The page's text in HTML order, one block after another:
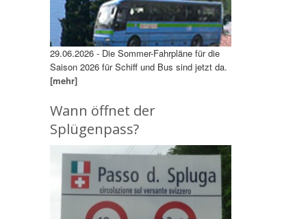
29.06.2026 - Die Sommer-Fahrpläne für die
Saison 2026 für Schiff und Bus sind jetzt da.
[mehr]
Wann öffnet der
Splügenpass?